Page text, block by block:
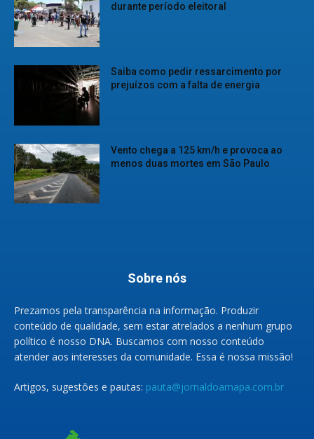
durante período eleitoral
Saiba como pedir ressarcimento por
prejuízos com a falta de energia
Vento chega a 125 km/h e provoca ao
menos duas mortes em São Paulo
Sobre nós
Prezamos pela transparência na informação. Produzir
conteúdo de qualidade, sem estar atrelados a nenhum grupo
político é nosso DNA. Buscamos com nosso conteúdo
atender aos interesses da comunidade. Essa é nossa missão!
Artigos, sugestões e pautas: pauta@jornaldoamapa.com.br